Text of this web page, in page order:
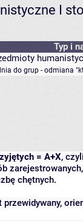
I
Typ i
do grup - odmiana
= A+X,
chętnych.
przewidywany,